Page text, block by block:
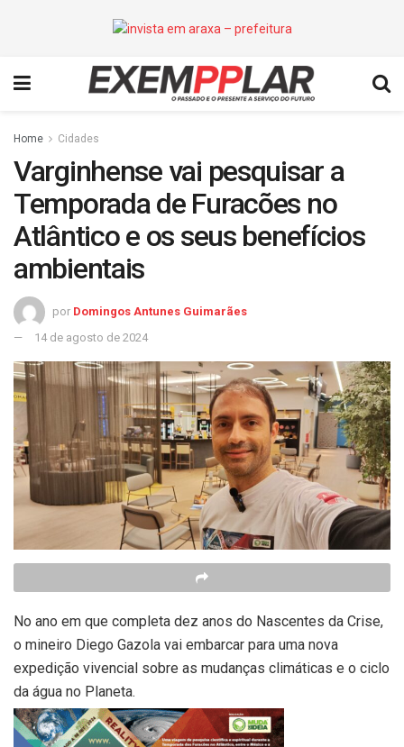
Home Cidades
Varginhense vai pesquisar a
Temporada de Furacões no
Atlântico e os seus benefícios
ambientais
por Domingos Antunes Guimarães
14 de agosto de 2024
No ano em que completa dez anos do Nascentes da Crise,
o mineiro Diego Gazola vai embarcar para uma nova
expedição vivencial sobre as mudanças climáticas e o ciclo
da água no Planeta.